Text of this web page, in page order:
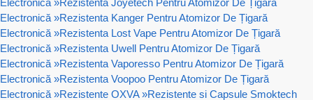
Electronică »Rezistenta Kanger Pentru Atomizor De Țigară
Electronică »Rezistenta Lost Vape Pentru Atomizor De Țigară
Electronică »Rezistenta Uwell Pentru Atomizor De Țigară
Electronică »Rezistenta Vaporesso Pentru Atomizor De Țigară
Electronică »Rezistenta Voopoo Pentru Atomizor De Țigară
Electronică »Rezistente OXVA »Rezistente si Capsule Smoktech